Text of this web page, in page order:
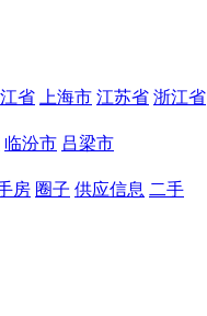
省 上海市 江苏省 浙江省
临汾市 吕梁市
房 圈子 供应信息 二手